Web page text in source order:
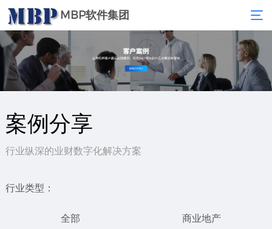
MBP软件集团
案例分享
行业纵深的业财数字化解决方案
行业类型：
全部 商业地产